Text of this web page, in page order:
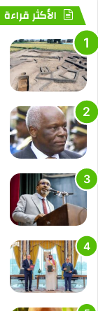
الأكثر قراءة